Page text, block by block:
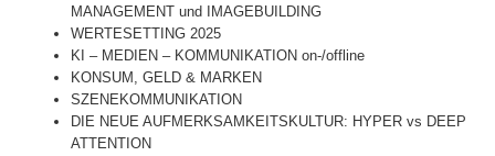
MANAGEMENT und IMAGEBUILDING
WERTESETTING 2025
KI – MEDIEN – KOMMUNIKATION on-/offline
KONSUM, GELD & MARKEN
SZENEKOMMUNIKATION
DIE NEUE AUFMERKSAMKEITSKULTUR: HYPER vs DEEP
ATTENTION